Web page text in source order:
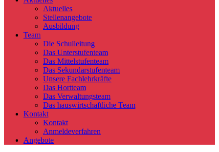
Aktuelles
Stellenangebote
Ausbildung
Team
Die Schulleitung
Das Unterstufenteam
Das Mittelstufenteam
Das Sekundarstufenteam
Unsere Fachlehrkräfte
Das Hortteam
Das Verwaltungsteam
Das hauswirtschaftliche Team
Kontakt
Kontakt
Anmeldeverfahren
Angebote